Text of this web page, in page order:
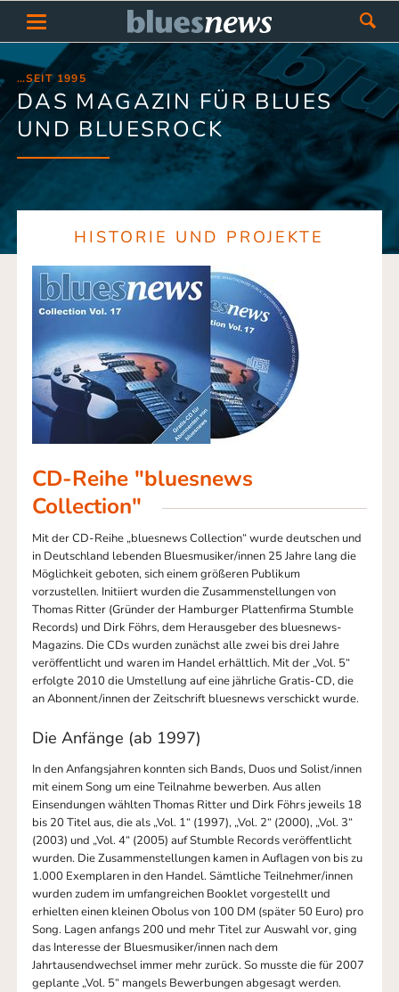
…SEIT 1995
DAS MAGAZIN FÜR BLUES
UND BLUESROCK
HISTORIE UND PROJEKTE
CD-Reihe "bluesnews
Collection"
Mit der CD-Reihe „bluesnews Collection“ wurde deutschen und
in Deutschland lebenden Bluesmusiker/innen 25 Jahre lang die
Möglichkeit geboten, sich einem größeren Publikum
vorzustellen. Initiiert wurden die Zusammenstellungen von
Thomas Ritter (Gründer der Hamburger Plattenfirma Stumble
Records) und Dirk Föhrs, dem Herausgeber des bluesnews-
Magazins. Die CDs wurden zunächst alle zwei bis drei Jahre
veröffentlicht und waren im Handel erhältlich. Mit der „Vol. 5“
erfolgte 2010 die Umstellung auf eine jährliche Gratis-CD, die
an Abonnent/innen der Zeitschrift bluesnews verschickt wurde.
Die Anfänge (ab 1997)
In den Anfangsjahren konnten sich Bands, Duos und Solist/innen
mit einem Song um eine Teilnahme bewerben. Aus allen
Einsendungen wählten Thomas Ritter und Dirk Föhrs jeweils 18
bis 20 Titel aus, die als „Vol. 1“ (1997), „Vol. 2“ (2000), „Vol. 3“
(2003) und „Vol. 4“ (2005) auf Stumble Records veröffentlicht
wurden. Die Zusammenstellungen kamen in Auflagen von bis zu
1.000 Exemplaren in den Handel. Sämtliche Teilnehmer/innen
wurden zudem im umfangreichen Booklet vorgestellt und
erhielten einen kleinen Obolus von 100 DM (später 50 Euro) pro
Song. Lagen anfangs 200 und mehr Titel zur Auswahl vor, ging
das Interesse der Bluesmusiker/innen nach dem
Jahrtausendwechsel immer mehr zurück. So musste die für 2007
geplante „Vol. 5“ mangels Bewerbungen abgesagt werden.